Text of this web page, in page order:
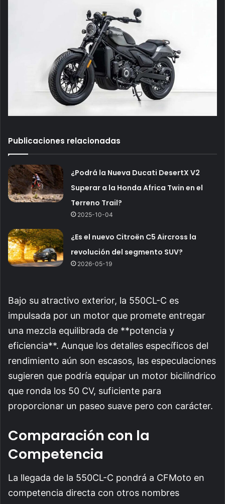
Publicaciones relacionadas
¿Podrá la Nueva Ducati DesertX V2
Superar a la Honda Africa Twin en el
Terreno Trail?
2025-10-04
¿Es el nuevo Citroën C5 Aircross la
revolución del segmento SUV?
2026-05-19
Bajo su atractivo exterior, la 550CL-C es
impulsada por un motor que promete entregar
una mezcla equilibrada de **potencia y
eficiencia**. Aunque los detalles específicos del
rendimiento aún son escasos, las especulaciones
sugieren que podría equipar un motor bicilíndrico
que ronda los 50 CV, suficiente para
proporcionar un paseo suave pero con carácter.
Comparación con la
Competencia
La llegada de la 550CL-C pondrá a CFMoto en
competencia directa con otros nombres